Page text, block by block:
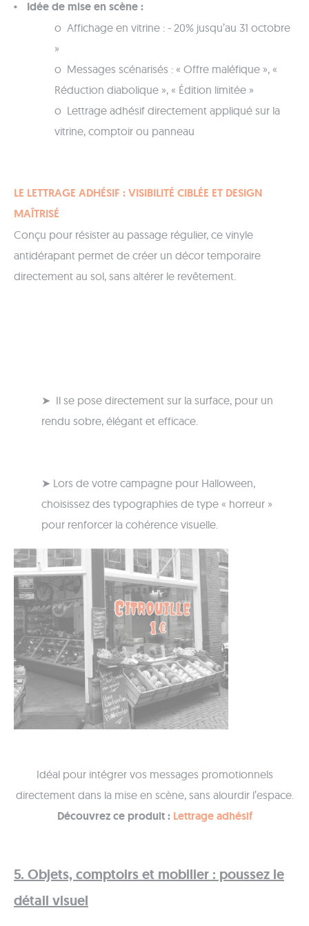
Idée de mise en scène :
o Affichage en vitrine : - 20% jusqu’au 31 octobre
»
o Messages scénarisés : « Offre maléfique », «
Réduction diabolique », « Édition limitée »
o Lettrage adhésif directement appliqué sur la
vitrine, comptoir ou panneau
LE LETTRAGE ADHÉSIF : VISIBILITÉ CIBLÉE ET DESIGN
MAÎTRISÉ
Conçu pour résister au passage régulier, ce vinyle
antidérapant permet de créer un décor temporaire
directement au sol, sans altérer le revêtement.
➤ Il se pose directement sur la surface, pour un
rendu sobre, élégant et efficace.
➤ Lors de votre campagne pour Halloween,
choisissez des typographies de type « horreur »
pour renforcer la cohérence visuelle.
Idéal pour intégrer vos messages promotionnels
directement dans la mise en scène, sans alourdir l’espace.
Découvrez ce produit : Lettrage adhésif
5. Objets, comptoirs et mobilier : poussez le
détail visuel